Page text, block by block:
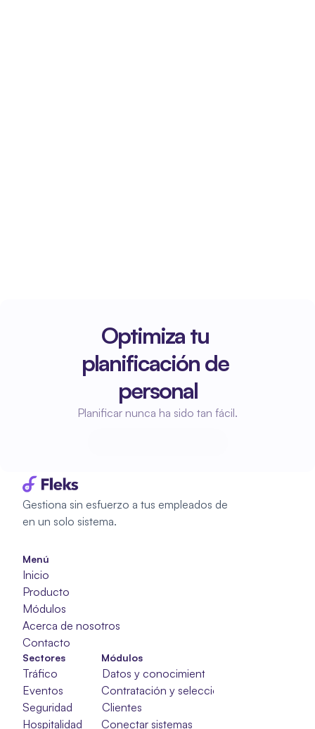
Optimiza tu
planificación de
personal
Planificar nunca ha sido tan fácil.
Gestiona sin esfuerzo a tus empleados de
en un solo sistema.
Menú
Inicio
Producto
Módulos
Acerca de nosotros
Contacto
Módulos
Datos y conocimientos
Contratación y selección
Clientes
Conectar sistemas
Sectores
Tráfico
Eventos
Seguridad
Hospitalidad